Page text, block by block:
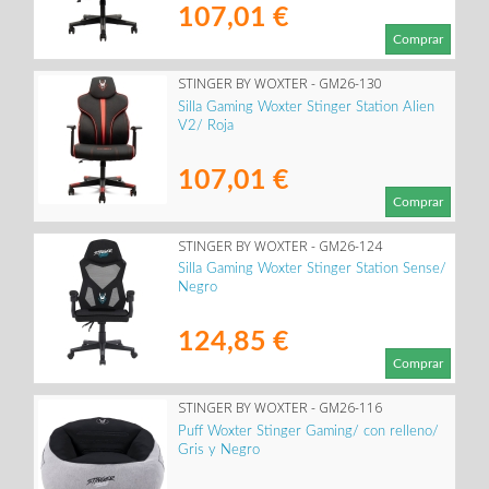
107,01 €
Comprar
STINGER BY WOXTER - GM26-130
Silla Gaming Woxter Stinger Station Alien
V2/ Roja
107,01 €
Comprar
STINGER BY WOXTER - GM26-124
Silla Gaming Woxter Stinger Station Sense/
Negro
124,85 €
Comprar
STINGER BY WOXTER - GM26-116
Puff Woxter Stinger Gaming/ con relleno/
Gris y Negro